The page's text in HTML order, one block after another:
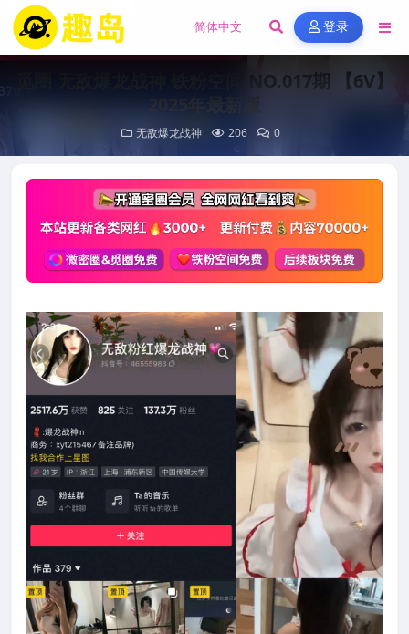
登录
觅圈 无敌爆龙战神 铁粉空间 NO.017期 【6V】
2025年最新版
无敌爆龙战神 206 0